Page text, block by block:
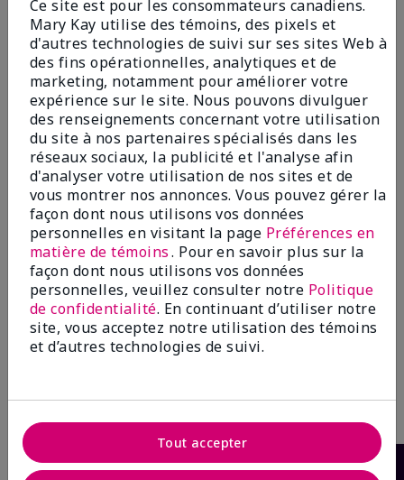
45,00 $
Ajouter au sac
Kay Clinical Solutionsᴹᴰ
45,00 $
Ajouter au sac
Lisseur au PHA+AHA Mary
Kay Clinical Solutionsᴹᴰ
45,00 $
Ce site est pour les consommateurs canadiens.
Mary Kay utilise des témoins, des pixels et
d'autres technologies de suivi sur ses sites Web à
des fins opérationnelles, analytiques et de
marketing, notamment pour améliorer votre
expérience sur le site. Nous pouvons divulguer
des renseignements concernant votre utilisation
du site à nos partenaires spécialisés dans les
réseaux sociaux, la publicité et l'analyse afin
d'analyser votre utilisation de nos sites et de
vous montrer nos annonces. Vous pouvez gérer la
façon dont nous utilisons vos données
personnelles en visitant la page Préférences en
matière de témoins. Pour en savoir plus sur la
façon dont nous utilisons vos données
personnelles, veuillez consulter notre Politique
de confidentialité. En continuant d’utiliser notre
site, vous acceptez notre utilisation des témoins
et d’autres technologies de suivi.
Tout accepter